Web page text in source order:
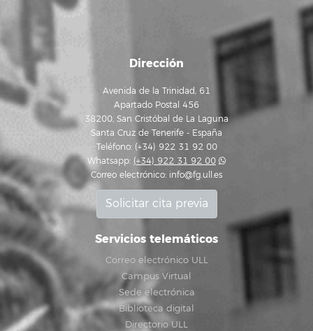
Dirección
Avenida de la Trinidad, 61
Apartado Postal 456
38200, San Cristóbal de La Laguna
Santa Cruz de Tenerife - España
Teléfono: (+34) 922 31 92 00
Whatsapp: (+34) 922 31 92 00
Correo electrónico: info@fg.ull.es
Solicitar cita previa
Servicios telemáticos
Correo electrónico ULL
Campus Virtual
Sede electrónica
Biblioteca digital
Directorio ULL